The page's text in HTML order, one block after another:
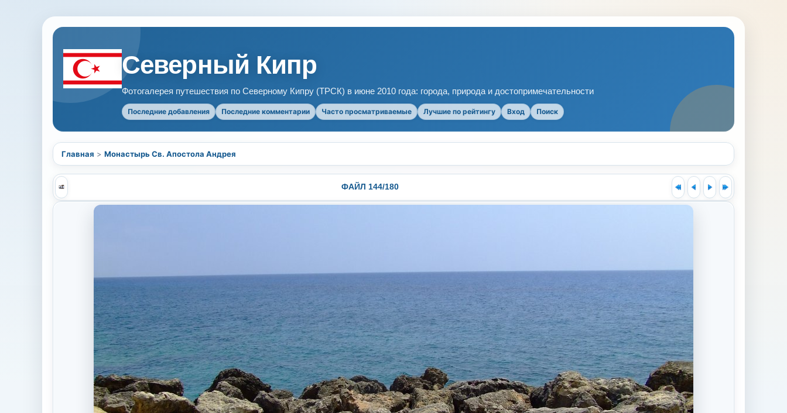
Северный Кипр
Фотогалерея путешествия по Северному Кипру (ТРСК) в июне 2010 года: города, природа и достопримечательности
Последние добавления Последние комментарии Часто просматриваемые Лучшие по рейтингу Вход Поиск
Главная > Монастырь Св. Апостола Андрея
ФАЙЛ 144/180